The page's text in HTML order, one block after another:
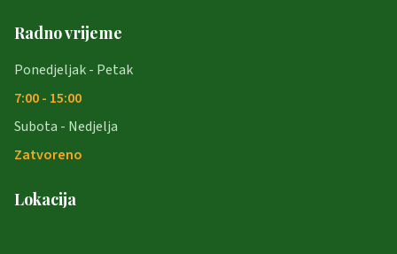
Radno vrijeme
Ponedjeljak - Petak
7:00 - 15:00
Subota - Nedjelja
Zatvoreno
Lokacija